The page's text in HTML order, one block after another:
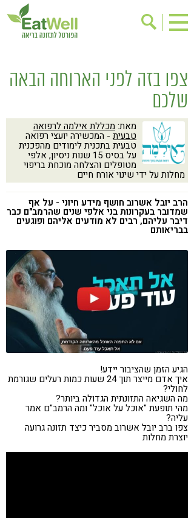
בישול בריא
אינדקס עסקים
ריפוי ומניעת מחלות
תוספי תזונה
מתכוני בריאות
אירועים
שינוי תזונתי
גישות בתזונה
דיאטה
ניקוי רעלים
מזונות על
ילדים
תזונה וספורט
טעים להכיר
קורונה
טבעונות
צפו בזה לפני הארוחה הבאה
שלכם
מאת: מכללת אילמה לרפואה
טבעית - המכשירה יועצי רפואה
טבעית בתכנית לימודים מהפכנית
על בסיס 15 שנות ניסיון, אלפי
מטופלים והצלחה מוכחת בריפוי
מחלות על ידי שינוי אורח חיים
הרב יובל אשרוב חושף מידע חיוני - על אף
שמדובר בעקרונות בני אלפי שנים שהרמב"ם כבר
דיבר עליהם, רבים לא מודעים אליהם ופוגעים
בבריאותם
הגיע הזמן שהציבור יידע!
איך אדם מייצר תוך 24 שעות כמות רעלים שגורמת
לחולי?
מה השגיאה התזונתית הגדולה ביותר?
מהי תופעת "אוכל על אוכל" ומה הרמב"ם אמר
עליה?
צפו ברב יובל אשרוב מסביר כיצד תזונה גרועה
יוצרת מחלות